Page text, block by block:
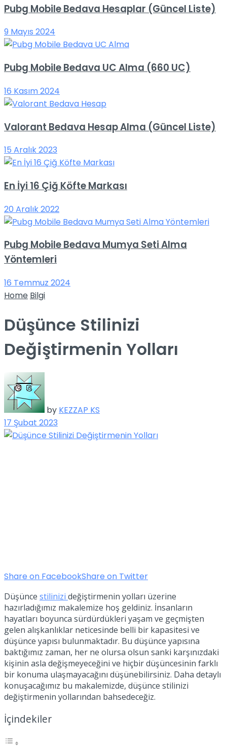
Pubg Mobile Bedava Hesaplar (Güncel Liste)
9 Mayıs 2024
Pubg Mobile Bedava UC Alma (660 UC)
16 Kasım 2024
Valorant Bedava Hesap Alma (Güncel Liste)
15 Aralık 2023
En İyi 16 Çiğ Köfte Markası
20 Aralık 2022
Pubg Mobile Bedava Mumya Seti Alma
Yöntemleri
16 Temmuz 2024
Home Bilgi
Düşünce Stilinizi
Değiştirmenin Yolları
by KEZZAP KS
17 Şubat 2023
Share on FacebookShare on Twitter
Düşünce stilinizi değiştirmenin yolları üzerine
hazırladığımız makalemize hoş geldiniz. İnsanların
hayatları boyunca sürdürdükleri yaşam ve geçmişten
gelen alışkanlıklar neticesinde belli bir kapasitesi ve
düşünce yapısı bulunmaktadır. Bu düşünce yapısına
baktığımız zaman, her ne olursa olsun sanki karşınızdaki
kişinin asla değişmeyeceğini ve hiçbir düşüncesinin farklı
bir konuma ulaşmayacağını düşünebilirsiniz. Daha detaylı
konuşacağımız bu makalemizde, düşünce stilinizi
değiştirmenin yollarından bahsedeceğiz.
İçindekiler